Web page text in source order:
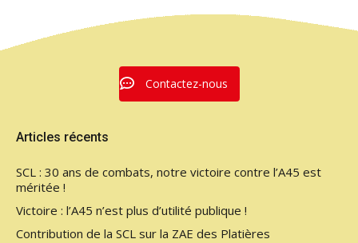
Contactez-nous
Articles récents
SCL : 30 ans de combats, notre victoire contre l’A45 est
méritée !
Victoire : l’A45 n’est plus d’utilité publique !
Contribution de la SCL sur la ZAE des Platières